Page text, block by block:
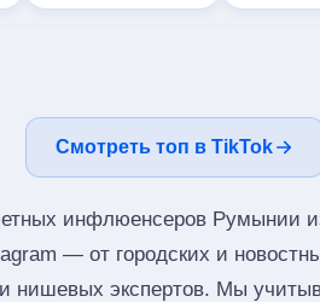
Смотреть топ в TikTok
инфлюенсеров Румынии
— от городских и
нишевых экспертов. Мы